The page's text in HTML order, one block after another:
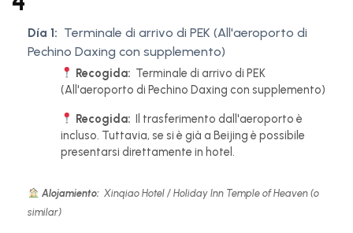
Día 1: Terminale di arrivo di PEK (All'aeroporto di
Pechino Daxing con supplemento)
Recogida: Terminale di arrivo di PEK
(All'aeroporto di Pechino Daxing con supplemento)
Recogida: Il trasferimento dall'aeroporto è
incluso. Tuttavia, se si è già a Beijing è possibile
presentarsi direttamente in hotel.
Alojamiento: Xinqiao Hotel / Holiday Inn Temple of Heaven (o
similar)